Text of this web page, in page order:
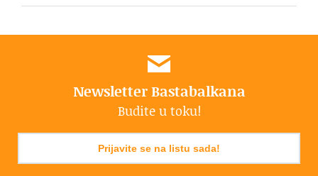
Newsletter Bastabalkana
Budite u toku!
Prijavite se na listu sada!